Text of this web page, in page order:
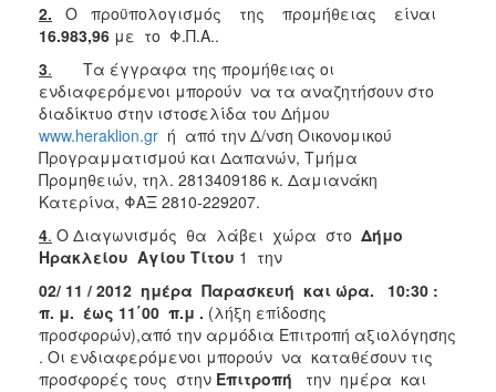
ΔΗΜΟΤΗΣ
ΕΠΙΣΚΕΠΤΗΣ
ΗΡΑΚΛΕΙΟ
2.
Ο προϋπολογισμός της προμήθειας είναι
16.983,96 με το Φ.Π.Α..
3. Τα έγγραφα της προμήθειας οι
ενδιαφερόμενοι μπορούν να τα αναζητήσουν στο
διαδίκτυο στην ιστοσελίδα του Δήμου
www.heraklion.gr ή από την Δ/νση Οικονομικού
Προγραμματισμού και Δαπανών, Τμήμα
Προμηθειών, τηλ. 2813409186 κ. Δαμιανάκη
Κατερίνα, ΦΑΞ 2810-229207.
4. Ο Διαγωνισμός θα λάβει χώρα στο Δήμο
Ηρακλείου Αγίου Τίτου 1 την
02/ 11 / 2012 ημέρα Παρασκευή και ώρα. 10:30 :
π. μ. έως 11΄00 π.μ . (λήξη επίδοσης
προσφορών),από την αρμόδια Επιτροπή αξιολόγησης
. Οι ενδιαφερόμενοι μπορούν να καταθέσουν τις
προσφορές τους στην Επιτροπή την ημέρα και